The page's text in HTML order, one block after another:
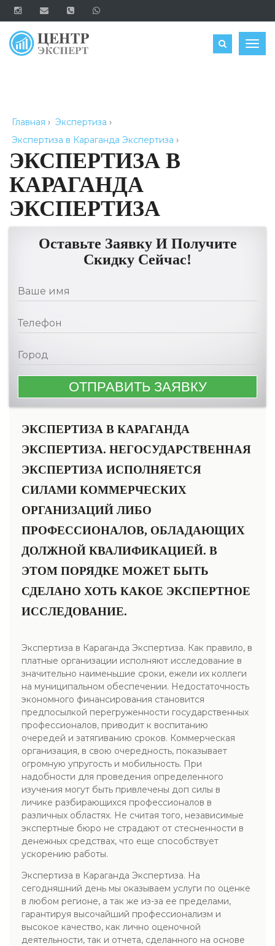
ОЦЕНИТЬ
Главная › Экспертиза ›
Экспертиза в Караганда Экспертиза ›
ЭКСПЕРТИЗА В
КАРАГАНДА
ЭКСПЕРТИЗА
Оставьте Заявку И Получите
Скидку Сейчас!
ЭКСПЕРТИЗА В КАРАГАНДА
ЭКСПЕРТИЗА. НЕГОСУДАРСТВЕННАЯ
ЭКСПЕРТИЗА ИСПОЛНЯЕТСЯ
СИЛАМИ КОММЕРЧЕСКИХ
ОРГАНИЗАЦИЙ ЛИБО
ПРОФЕССИОНАЛОВ, ОБЛАДАЮЩИХ
ДОЛЖНОЙ КВАЛИФИКАЦИЕЙ. В
ЭТОМ ПОРЯДКЕ МОЖЕТ БЫТЬ
СДЕЛАНО ХОТЬ КАКОЕ ЭКСПЕРТНОЕ
ИССЛЕДОВАНИЕ.
Экспертиза в Караганда Экспертиза. Как правило, в
платные организации исполняют исследование в
значительно наименьшие сроки, ежели их коллеги
на муниципальном обеспечении. Недостаточность
экономного финансирования становится
предпосылкой перегруженности государственных
профессионалов, приводит к воспитанию
очередей и затягиванию сроков. Коммерческая
организация, в свою очередность, показывает
огромную упругость и мобильность. При
надобности для проведения определенного
изучения могут быть привлечены доп силы в
личике разбирающихся профессионалов в
различных областях. Не считая того, независимые
экспертные бюро не страдают от стесненности в
денежных средствах, что еще способствует
ускорению работы.
Экспертиза в Караганда Экспертиза. На
сегодняшний день мы оказываем услуги по оценке
в любом регионе, а так же из-за ее пределами,
гарантируя высочайший профессионализм и
высокое качество, как лично оценочной
деятельности, так и отчета, сделанного на основе